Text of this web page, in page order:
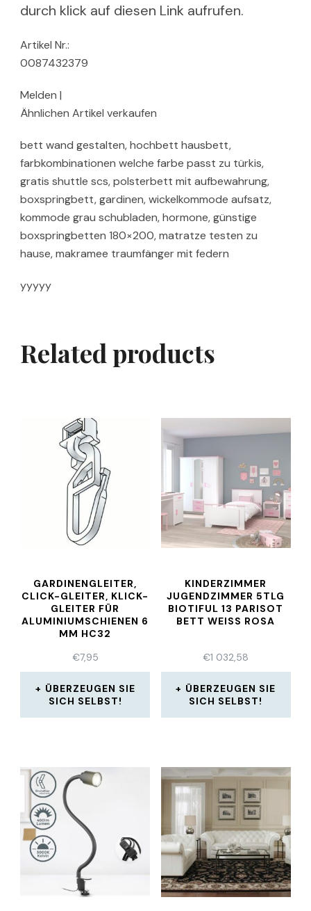
durch klick auf diesen Link aufrufen.
Artikel Nr.:
0087432379
Melden |
Ähnlichen Artikel verkaufen
bett wand gestalten, hochbett hausbett,
farbkombinationen welche farbe passt zu türkis,
gratis shuttle scs, polsterbett mit aufbewahrung,
boxspringbett, gardinen, wickelkommode aufsatz,
kommode grau schubladen, hormone, günstige
boxspringbetten 180×200, matratze testen zu
hause, makramee traumfänger mit federn
yyyyy
Related products
GARDINENGLEITER,
CLICK-GLEITER, KLICK-
GLEITER FÜR
ALUMINIUMSCHIENEN 6
MM HC32
€7,95
ÜBERZEUGEN SIE
SICH SELBST!
KINDERZIMMER
JUGENDZIMMER 5TLG
BIOTIFUL 13 PARISOT
BETT WEISS ROSA
€1 032,58
ÜBERZEUGEN SIE
SICH SELBST!